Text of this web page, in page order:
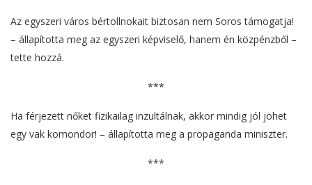
Az egyszeri város bértollnokait biztosan nem Soros támogatja!
– állapította meg az egyszeri képviselő, hanem én közpénzből –
tette hozzá.
***
Ha férjezett nőket fizikailag inzultálnak, akkor mindig jól jöhet
egy vak komondor! – állapította meg a propaganda miniszter.
***